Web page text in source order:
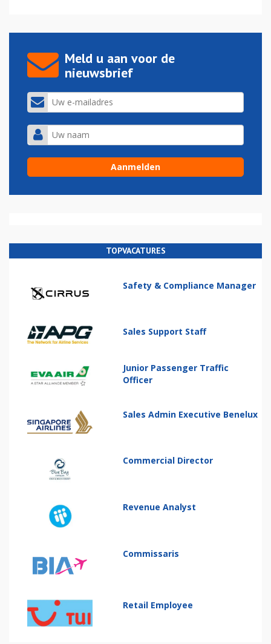
Meld u aan voor de
nieuwsbrief
TOPVACATURES
Safety & Compliance Manager
Sales Support Staff
Junior Passenger Traffic
Officer
Sales Admin Executive Benelux
Commercial Director
Revenue Analyst
Commissaris
Retail Employee